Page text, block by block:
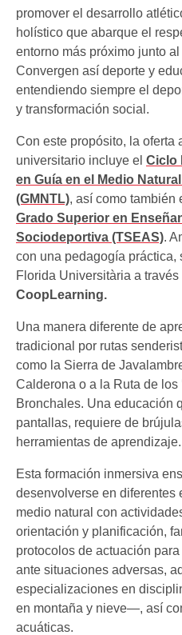
promover el desarrollo
holístico que abarque el
entorno más próximo junto
Convergen así deporte y
entendiendo siempre el
y transformación social.
Con este propósito, la oferta
universitario incluye el Ciclo
en Guía en el Medio
(GMNTL), así como también
Grado Superior en
Sociodeportiva (TSEAS).
con una pedagogía
Florida Universitària a través
CoopLearning.
Una manera diferente de
tradicional por rutas
como la Sierra de
Calderona o a la Ruta de los
Bronchales. Una educación
pantallas, requiere de
herramientas de aprendizaje.
Esta formación inmersiva
desenvolverse en diferentes
medio natural con
orientación y planificación,
protocolos de actuación
ante situaciones adversas,
especializaciones en
en montaña y nieve—, así
acuáticas.